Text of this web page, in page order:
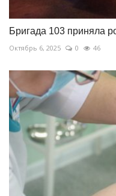
Бригада 103 приняла
Октябрь 6, 2025 0 46